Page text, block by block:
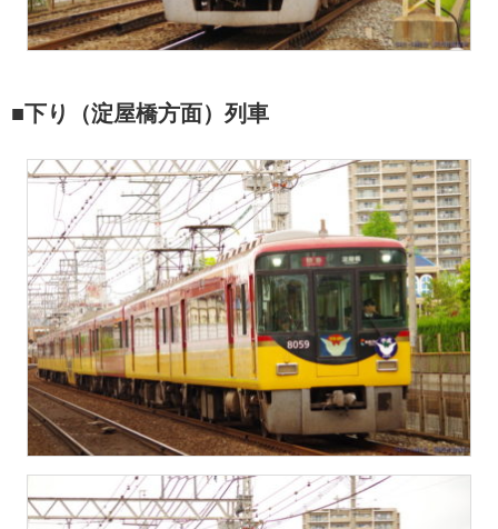
■下り（淀屋橋方面）列車